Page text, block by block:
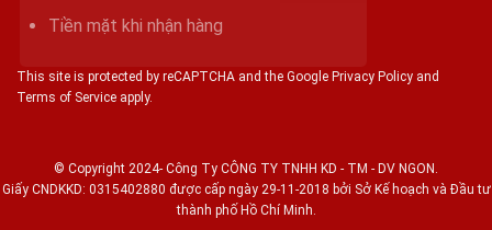
Tiền mặt khi nhận hàng
This site is protected by reCAPTCHA and the Google Privacy Policy and
Terms of Service apply.
© Copyright 2024- Công Ty CÔNG TY TNHH KD - TM - DV NGON.
Giấy CNDKKD: 0315402880 được cấp ngày 29-11-2018 bởi Sở Kế hoạch và Đầu tư
thành phố Hồ Chí Minh.